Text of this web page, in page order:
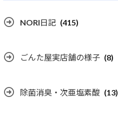
NORI日記 (415)
ごんた屋実店舗の様子 (8)
除菌消臭・次亜塩素酸 (13)